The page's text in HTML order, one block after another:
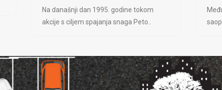
Na današnji dan 1995. godine tokom
akcije s ciljem spajanja snaga Peto..